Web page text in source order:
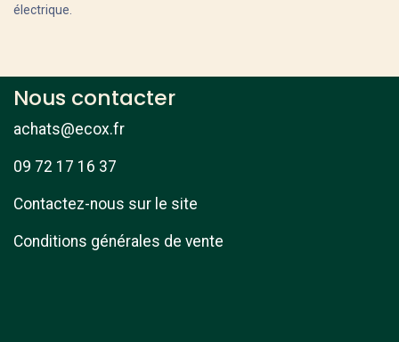
électrique.
Nous contacter
achats@ecox.fr
09 72 17 16 37
Contactez-nous sur le site
Conditions générales de vente